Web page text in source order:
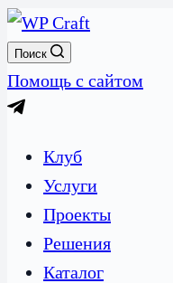
Поиск
Помощь с сайтом
Клуб
Услуги
Проекты
Решения
Каталог